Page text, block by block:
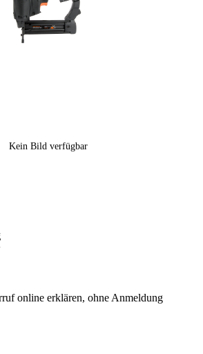
Kein Bild verfügbar
online erklären, ohne Anmeldung